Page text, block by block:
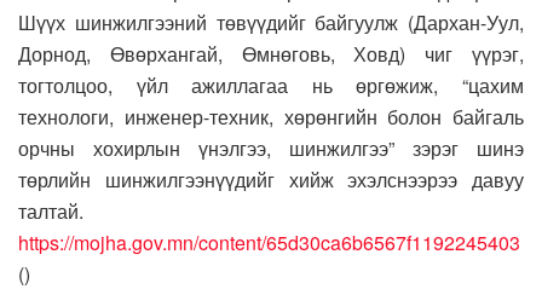
Шүүх шинжилгээний төвүүдийг байгуулж (Дархан-Уул,
Дорнод, Өвөрхангай, Өмнөговь, Ховд) чиг үүрэг,
тогтолцоо, үйл ажиллагаа нь өргөжиж, “цахим
технологи, инженер-техник, хөрөнгийн болон байгаль
орчны хохирлын үнэлгээ, шинжилгээ” зэрэг шинэ
төрлийн шинжилгээнүүдийг хийж эхэлснээрээ давуу
талтай.
https://mojha.gov.mn/content/65d30ca6b6567f1192245403
()